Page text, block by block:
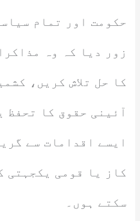
حکومت اور تمام
زور دیا کہ وہ
کا حل تلاش کریں،
آئینی حقوق کا تحفظ
ایسے اقدامات سے
کاز یا قومی یکجہتی
سکتے ہوں۔